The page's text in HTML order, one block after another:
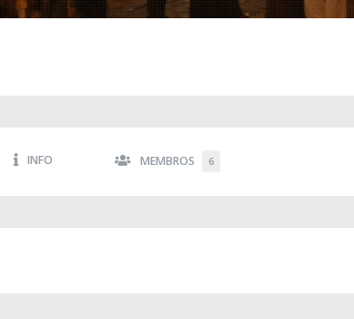
INFO MEMBROS 6